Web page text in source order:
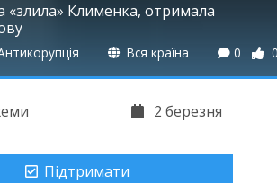
«злила» Клименка, отримала
Вся країна 0
2 березня
Підтримати